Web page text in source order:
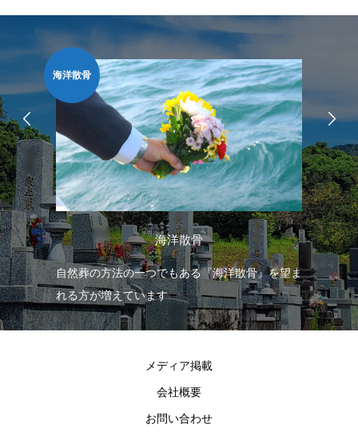
海洋散骨
海洋散骨
自然葬の方法の一つでもある『海洋散骨』を望ま
れる方が増えています
各
り
え
メディア掲載
会社概要
お問い合わせ